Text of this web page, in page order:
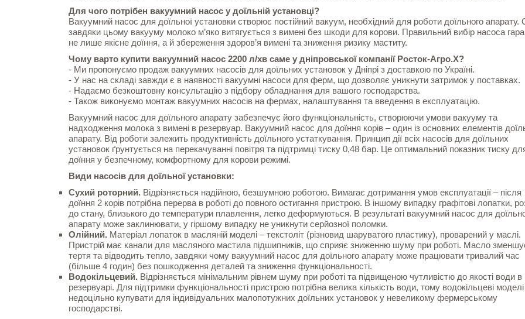
Для чого потрібен вакуумний насос у доїльній установці?
Вакуумний насос для доїльної установки створює постійний вакуум, необхідний для роботи доїльного апарату.
завдяки цьому вакууму молоко м’яко витягується з вимені без шкоди для корови. Правильний вибір насоса
не лише якісне доїння, а й збереження здоров’я вимені та зниження ризику маститу.
Чому варто купити вакуумний насос 2200 л/хв саме у дніпровської компанії Росток-Агро.Х?
- Ми пропонуємо продаж вакуумних насосів для доїльних установок у Дніпрі з доставкою по Україні.
- У нас на складі завжди є в наявності вакуумні насоси для ферм, що дозволяє уникнути затримок у поставках.
- Надаємо безкоштовну консультацію з підбору обладнання для вашого господарства.
- Також виконуємо монтаж вакуумних насосів на фермах, налаштування та введення в експлуатацію.
Вакуумний насос для доїльного апарату забезпечує його функціональність, створюючи умови вакууму та
надходження молока з вимені в резервуар. Вакуумний насос для доїння корів – один із основних елементів
апарату. Від роботи залежить продуктивність доїльного устаткування. Принцип дії всіх насосів для доїльних
установок ґрунтується на перекачуванні повітря та підтримці тиску 0,48 бар. Це оптимальний показник тиску
доїння у безпечному, комфортному для корови режимі.
Види насосів для доїльної установки:
Сухий роторний. Відрізняється надійною, безшумною роботою. Вимагає дотримання умов експлуатації – після
доїння 2 корів потрібна перерва в роботі до повного остигання пристрою. В іншому випадку графітові лопатки,
до стану, близького до температури плавлення, легко деформуються. В результаті вакуумний насос для
апарату може заклинювати, у гіршому випадку не уникнути серйозної поломки.
Олійний. Матеріал лопаток в масляній моделі – текстоліт (різновид шаруватого пластику), проварений у маслі.
Пристрій має канали для масляного мастила підшипників, що сприяє зниженню шуму при роботі. Масло
тертя та відводить тепло, завдяки чому вакуумний насос для доїльного апарату може працювати тривалий час
(більше 4 годин) без пошкодження деталей та зниження функціональності.
Водокільцевий. Відрізняється мінімальним рівнем шуму при роботі та підвищеною чутливістю до якості води в
резервуарі. Для підтримки функціональності пристрою потрібна велика кількість води, тому водокільцеві моделі
недоцільно купувати для індивідуальних малопотужних доїльних установок у невеликому фермерському
господарстві.